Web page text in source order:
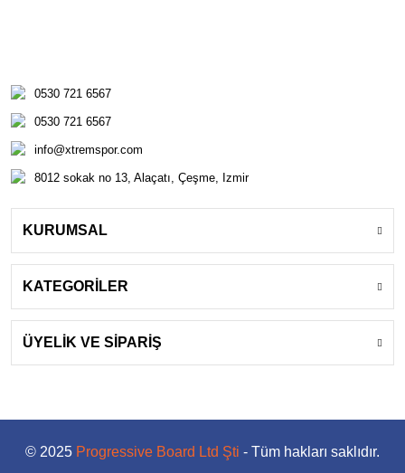
0530 721 6567
0530 721 6567
info@xtremspor.com
8012 sokak no 13, Alaçatı, Çeşme, Izmir
KURUMSAL
KATEGORİLER
ÜYELİK VE SİPARİŞ
© 2025 Progressive Board Ltd Şti - Tüm hakları saklıdır.